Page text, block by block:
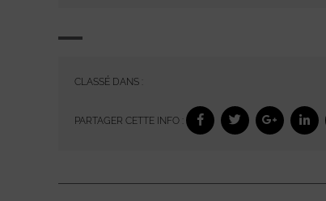
CLASSÉ DANS :
PARTAGER CETTE INFO :